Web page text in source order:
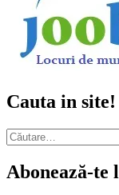
Cauta in site!
Caută
după:
Abonează-